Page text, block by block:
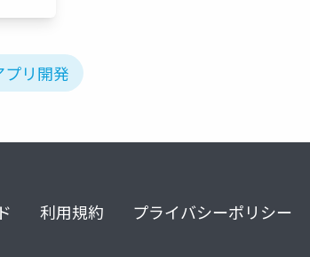
リ開発
利用規約 プライバシーポリシー